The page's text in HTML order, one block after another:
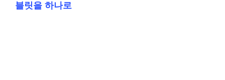
블릿을 하나로